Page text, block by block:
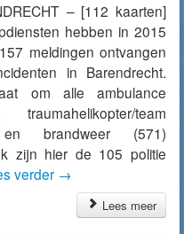
– [112 kaarten]
hebben in 2015
meldingen ontvangen
in Barendrecht.
om alle ambulance
traumahelikopter/team
brandweer (571)
zijn hier de 105 politie
verder →
Lees meer